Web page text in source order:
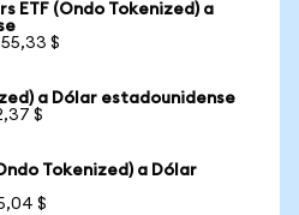
ETF (Ondo Tokenized) a
$
a Dólar estadounidense
$
Tokenized) a Dólar
$